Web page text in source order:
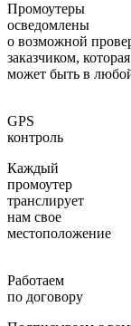
Промоутеры
осведомлены
о возможной
заказчиком, которая
может быть в
GPS
контроль
Каждый
промоутер
транслирует
нам свое
местоположение
Работаем
по договору